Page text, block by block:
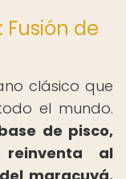
de
clásico que
el mundo.
de pisco,
al